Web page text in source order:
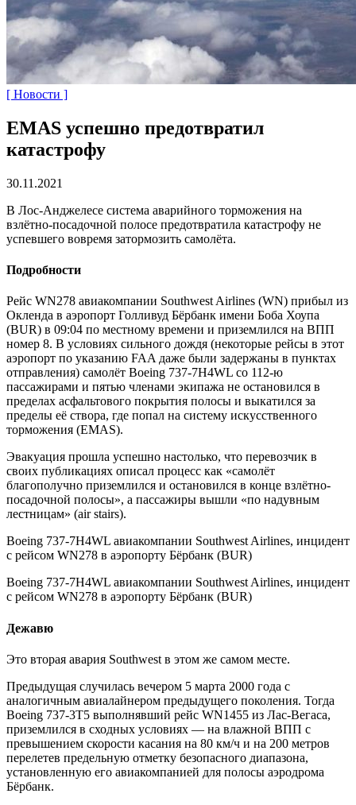
[ Новости ]
EMAS успешно предотвратил
катастрофу
30.11.2021
В Лос-Анджелесе система аварийного торможения на
взлётно-посадочной полосе предотвратила катастрофу не
успевшего вовремя затормозить самолёта.
Подробности
Рейс WN278 авиакомпании Southwest Airlines (WN) прибыл из
Окленда в аэропорт Голливуд Бёрбанк имени Боба Хоупа
(BUR) в 09:04 по местному времени и приземлился на ВПП
номер 8. В условиях сильного дождя (некоторые рейсы в этот
аэропорт по указанию FAA даже были задержаны в пунктах
отправления) самолёт Boeing 737-7H4WL со 112-ю
пассажирами и пятью членами экипажа не остановился в
пределах асфальтового покрытия полосы и выкатился за
пределы её створа, где попал на систему искусственного
торможения (EMAS).
Эвакуация прошла успешно настолько, что перевозчик в
своих публикациях описал процесс как «самолёт
благополучно приземлился и остановился в конце взлётно-
посадочной полосы», а пассажиры вышли «по надувным
лестницам» (air stairs).
Boeing 737-7H4WL авиакомпании Southwest Airlines, инцидент
с рейсом WN278 в аэропорту Бёрбанк (BUR)
Boeing 737-7H4WL авиакомпании Southwest Airlines, инцидент
с рейсом WN278 в аэропорту Бёрбанк (BUR)
Дежавю
Это вторая авария Southwest в этом же самом месте.
Предыдущая случилась вечером 5 марта 2000 года с
аналогичным авиалайнером предыдущего поколения. Тогда
Boeing 737-3T5 выполнявший рейс WN1455 из Лас-Вегаса,
приземлился в сходных условиях — на влажной ВПП с
превышением скорости касания на 80 км/ч и на 200 метров
перелетев предельную отметку безопасного диапазона,
установленную его авиакомпанией для полосы аэродрома
Бёрбанк.